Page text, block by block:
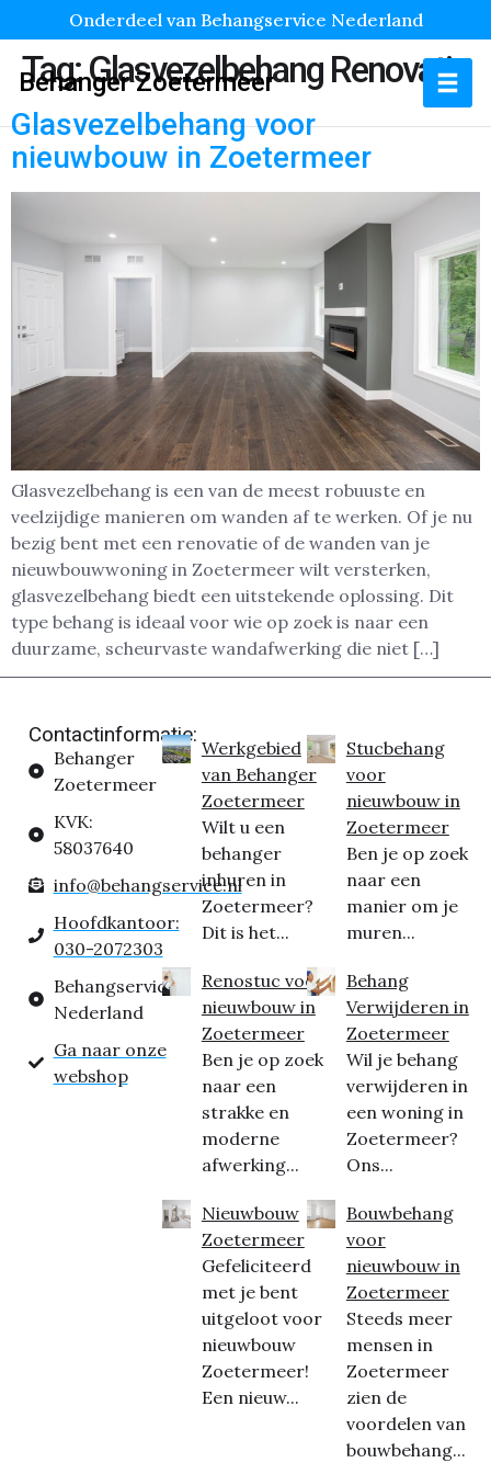
Onderdeel van Behangservice Nederland
Behanger Zoetermeer
Tag:Glasvezelbehang Renovatie
Glasvezelbehang voor
nieuwbouw in Zoetermeer
Glasvezelbehang is een van de meest robuuste en
veelzijdige manieren om wanden af te werken. Of je nu
bezig bent met een renovatie of de wanden van je
nieuwbouwwoning in Zoetermeer wilt versterken,
glasvezelbehang biedt een uitstekende oplossing. Dit
type behang is ideaal voor wie op zoek is naar een
duurzame, scheurvaste wandafwerking die niet […]
Contactinformatie:
Behanger
Zoetermeer
KVK:
58037640
info@behangservice.nl
Hoofdkantoor:
030-2072303
Behangservice
Nederland
Ga naar onze
webshop
Werkgebied
van Behanger
Zoetermeer
Wilt u een
behanger
inhuren in
Zoetermeer?
Dit is het...
Renostuc voor
nieuwbouw in
Zoetermeer
Ben je op zoek
naar een
strakke en
moderne
afwerking...
Nieuwbouw
Zoetermeer
Gefeliciteerd
met je bent
uitgeloot voor
nieuwbouw
Zoetermeer!
Een nieuw...
Stucbehang
voor
nieuwbouw in
Zoetermeer
Ben je op zoek
naar een
manier om je
muren...
Behang
Verwijderen in
Zoetermeer
Wil je behang
verwijderen in
een woning in
Zoetermeer?
Ons...
Bouwbehang
voor
nieuwbouw in
Zoetermeer
Steeds meer
mensen in
Zoetermeer
zien de
voordelen van
bouwbehang...